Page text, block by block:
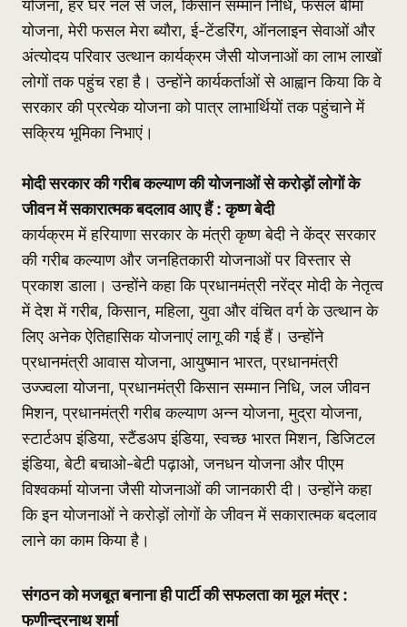
योजना, हर घर नल से जल, किसान सम्मान निधि, फसल बीमा
योजना, मेरी फसल मेरा ब्यौरा, ई-टेंडरिंग, ऑनलाइन सेवाओं और
अंत्योदय परिवार उत्थान कार्यक्रम जैसी योजनाओं का लाभ लाखों
लोगों तक पहुंच रहा है। उन्होंने कार्यकर्ताओं से आह्वान किया कि वे
सरकार की प्रत्येक योजना को पात्र लाभार्थियों तक पहुंचाने में
सक्रिय भूमिका निभाएं।
मोदी सरकार की गरीब कल्याण की योजनाओं से करोड़ों लोगों के
जीवन में सकारात्मक बदलाव आए हैं : कृष्ण बेदी
कार्यक्रम में हरियाणा सरकार के मंत्री कृष्ण बेदी ने केंद्र सरकार
की गरीब कल्याण और जनहितकारी योजनाओं पर विस्तार से
प्रकाश डाला। उन्होंने कहा कि प्रधानमंत्री नरेंद्र मोदी के नेतृत्व
में देश में गरीब, किसान, महिला, युवा और वंचित वर्ग के उत्थान के
लिए अनेक ऐतिहासिक योजनाएं लागू की गई हैं। उन्होंने
प्रधानमंत्री आवास योजना, आयुष्मान भारत, प्रधानमंत्री
उज्ज्वला योजना, प्रधानमंत्री किसान सम्मान निधि, जल जीवन
मिशन, प्रधानमंत्री गरीब कल्याण अन्न योजना, मुद्रा योजना,
स्टार्टअप इंडिया, स्टैंडअप इंडिया, स्वच्छ भारत मिशन, डिजिटल
इंडिया, बेटी बचाओ-बेटी पढ़ाओ, जनधन योजना और पीएम
विश्वकर्मा योजना जैसी योजनाओं की जानकारी दी। उन्होंने कहा
कि इन योजनाओं ने करोड़ों लोगों के जीवन में सकारात्मक बदलाव
लाने का काम किया है।
संगठन को मजबूत बनाना ही पार्टी की सफलता का मूल मंत्र :
फणीन्द्रनाथ शर्मा